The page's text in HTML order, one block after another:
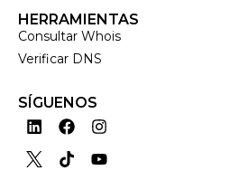
HERRAMIENTAS
Consultar Whois
Verificar DNS
SÍGUENOS